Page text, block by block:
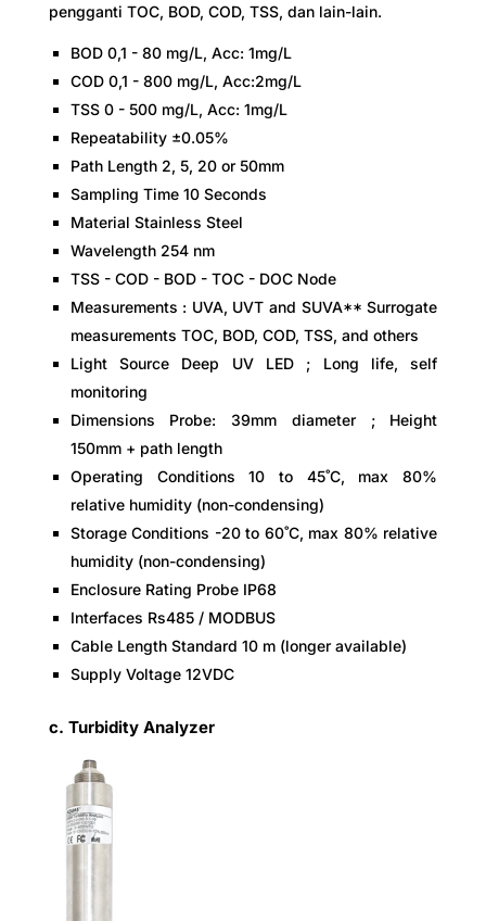
pengganti TOC, BOD, COD, TSS, dan lain-lain.
BOD 0,1 - 80 mg/L, Acc: 1mg/L
COD 0,1 - 800 mg/L, Acc:2mg/L
TSS 0 - 500 mg/L, Acc: 1mg/L
Repeatability ±0.05%
Path Length 2, 5, 20 or 50mm
Sampling Time 10 Seconds
Material Stainless Steel
Wavelength 254 nm
TSS - COD - BOD - TOC - DOC Node
Measurements : UVA, UVT and SUVA** Surrogate
measurements TOC, BOD, COD, TSS, and others
Light Source Deep UV LED ; Long life, self
monitoring
Dimensions Probe: 39mm diameter ; Height
150mm + path length
Operating Conditions 10 to 45˚C, max 80%
relative humidity (non-condensing)
Storage Conditions -20 to 60˚C, max 80% relative
humidity (non-condensing)
Enclosure Rating Probe IP68
Interfaces Rs485 / MODBUS
Cable Length Standard 10 m (longer available)
Supply Voltage 12VDC
c. Turbidity Analyzer